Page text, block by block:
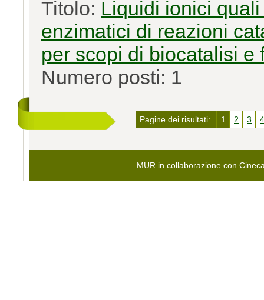
Titolo: Liquidi ionici
enzimatici di reazioni
per scopi di biocatalisi e
Numero posti: 1
Pagine dei risultati: 1 2 3 4
MUR in collaborazione con